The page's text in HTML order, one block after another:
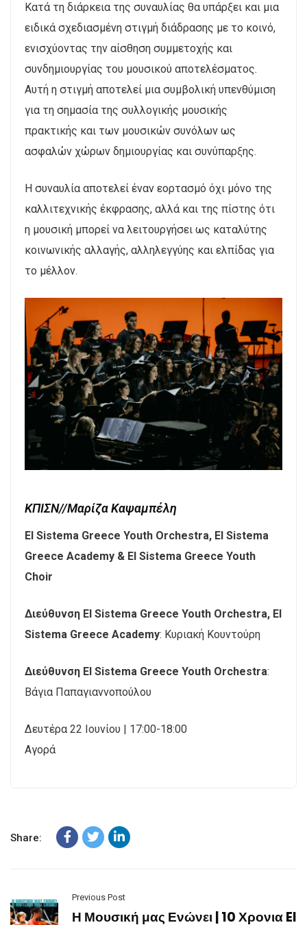
Κατά τη διάρκεια της συναυλίας θα υπάρξει και μια
ειδικά σχεδιασμένη στιγμή διάδρασης με το κοινό,
ενισχύοντας την αίσθηση συμμετοχής και
συνδημιουργίας του μουσικού αποτελέσματος.
Αυτή η στιγμή αποτελεί μια συμβολική υπενθύμιση
για τη σημασία της συλλογικής μουσικής
πρακτικής και των μουσικών συνόλων ως
ασφαλών χώρων δημιουργίας και συνύπαρξης.
Η συναυλία αποτελεί έναν εορτασμό όχι μόνο της
καλλιτεχνικής έκφρασης, αλλά και της πίστης ότι
η μουσική μπορεί να λειτουργήσει ως καταλύτης
κοινωνικής αλλαγής, αλληλεγγύης και ελπίδας για
το μέλλον.
ΚΠΙΣΝ//Μαρίζα Καψαμπέλη
El Sistema Greece Youth Orchestra, El Sistema
Greece Academy & El Sistema Greece Youth
Choir
Διεύθυνση El Sistema Greece Youth Orchestra, El
Sistema Greece Academy: Κυριακή Κουντούρη
Διεύθυνση El Sistema Greece Youth Orchestra:
Βάγια Παπαγιαννοπούλου
Δευτέρα 22 Ιουνίου | 17:00-18:00
Αγορά
Share:
Previous Post
Η Μουσική μας Ενώνει | 10 Χρονια El